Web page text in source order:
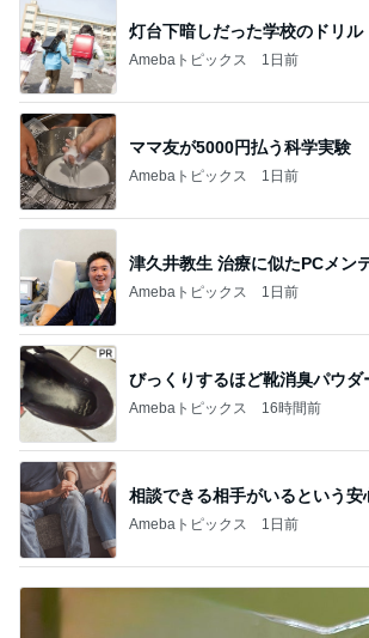
灯台下暗しだった学校のドリル
Amebaトピックス 1日前
ママ友が5000円払う科学実験
Amebaトピックス 1日前
津久井教生 治療に似たPCメン
Amebaトピックス 1日前
びっくりするほど靴消臭パウダ
Amebaトピックス 16時間前
相談できる相手がいるという安
Amebaトピックス 1日前